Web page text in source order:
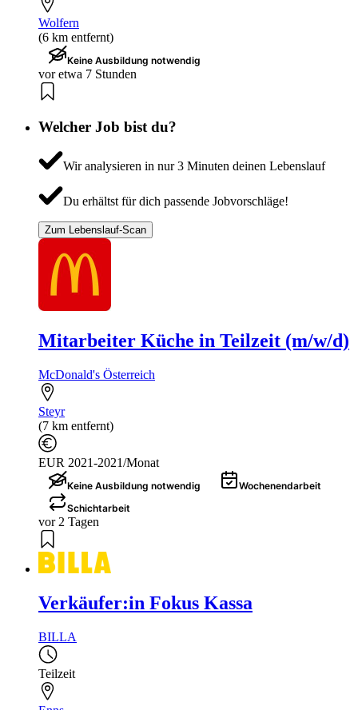
Wolfern
(6 km entfernt)
Keine Ausbildung notwendig
vor etwa 7 Stunden
Welcher Job bist du?
Wir analysieren in nur 3 Minuten deinen Lebenslauf
Du erhältst für dich passende Jobvorschläge!
Zum Lebenslauf-Scan
Mitarbeiter Küche in Teilzeit (m/w/d)
McDonald's Österreich
Steyr
(7 km entfernt)
EUR 2021-2021/Monat
Keine Ausbildung notwendig
Wochenendarbeit
Schichtarbeit
vor 2 Tagen
Verkäufer:in Fokus Kassa
BILLA
Teilzeit